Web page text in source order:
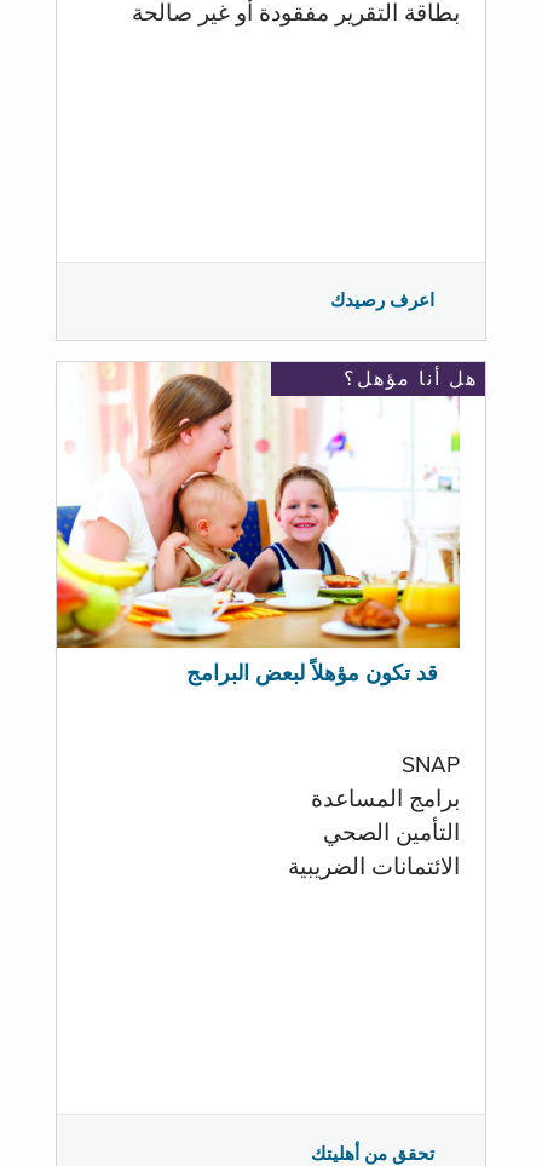
بطاقة التقرير مفقودة أو غير صالحة
اعرف رصيدك
هل أنا مؤهل؟
قد تكون مؤهلاً لبعض البرامج
SNAP
برامج المساعدة
التأمين الصحي
الائتمانات الضريبية
تحقق من أهليتك